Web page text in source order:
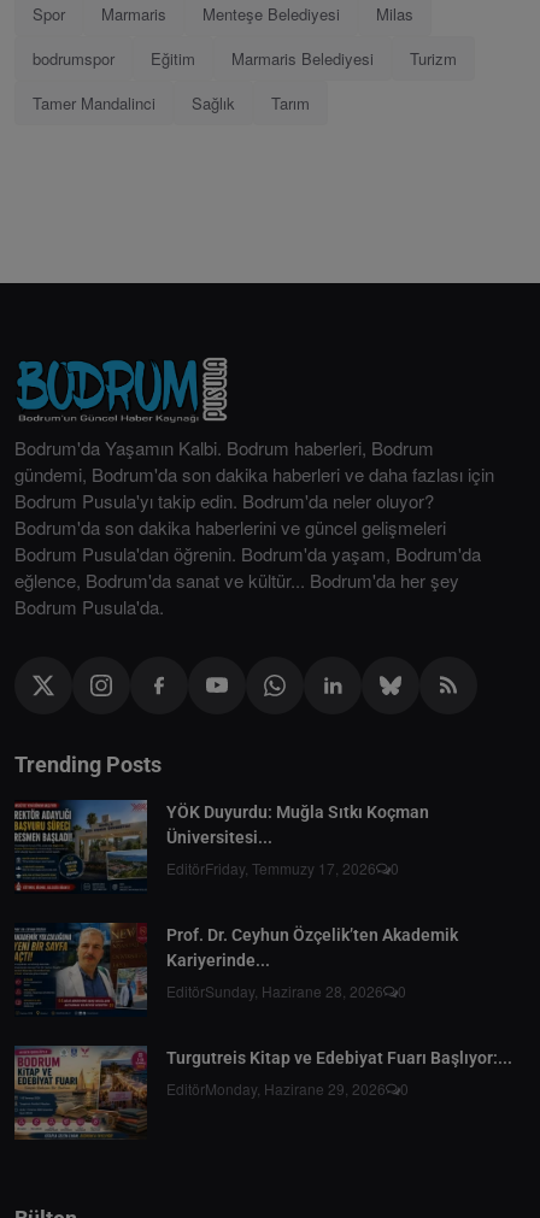
Spor
Marmaris Menteşe Belediyesi
Milas
bodrumspor
Eğitim Marmaris Belediyesi
Turizm
Tamer Mandalinci
Sağlık Tarım
Bodrum'da Yaşamın Kalbi. Bodrum haberleri, Bodrum
gündemi, Bodrum'da son dakika haberleri ve daha fazlası için
Bodrum Pusula'yı takip edin. Bodrum'da neler oluyor?
Bodrum'da son dakika haberlerini ve güncel gelişmeleri
Bodrum Pusula'dan öğrenin. Bodrum'da yaşam, Bodrum'da
eğlence, Bodrum'da sanat ve kültür... Bodrum'da her şey
Bodrum Pusula'da.
Trending Posts
YÖK Duyurdu: Muğla Sıtkı Koçman
Üniversitesi...
EditörFriday, Temmuzy 17, 2026 0
Prof. Dr. Ceyhun Özçelik’ten Akademik
Kariyerinde...
EditörSunday, Hazirane 28, 2026 0
Turgutreis Kitap ve Edebiyat Fuarı Başlıyor:...
EditörMonday, Hazirane 29, 2026 0